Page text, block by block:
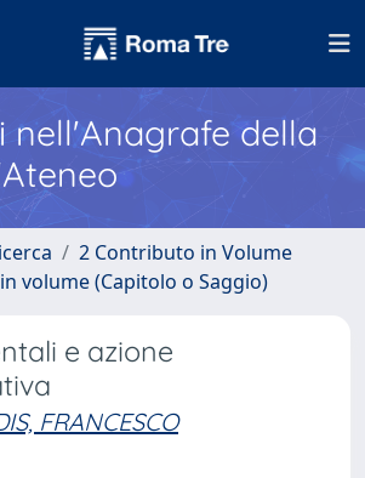
nell'Anagrafe della
2 Contributo in Volume
volume (Capitolo o Saggio)
e azione
FRANCESCO